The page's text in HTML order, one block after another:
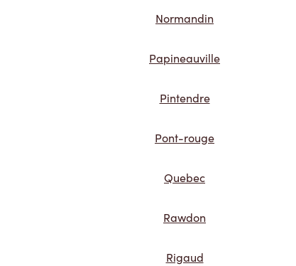
Normandin
Papineauville
Pintendre
Pont-rouge
Quebec
Rawdon
Rigaud